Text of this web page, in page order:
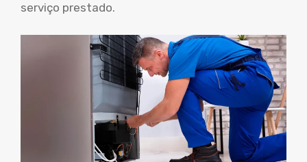
serviço prestado.